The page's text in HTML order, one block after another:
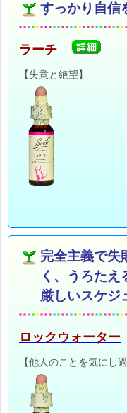
すっかり自信
ラーチ
【失意と絶望】
完全主義で失
く、うろたえ
厳しいスケジ
ロックウォーター
【他人のことを気にし過